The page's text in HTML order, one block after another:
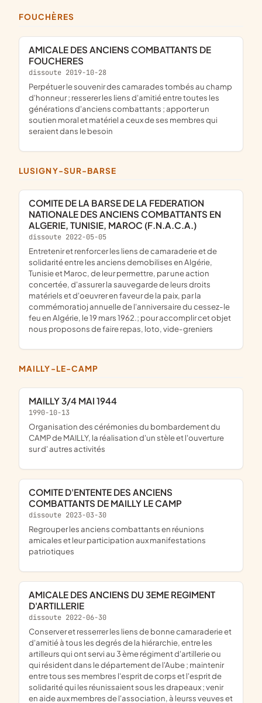
FOUCHÈRES
AMICALE DES ANCIENS COMBATTANTS DE
FOUCHERES
dissoute 2019-10-28
perpétuer le souvenir des camarades tombés au champ
d'honneur ; resserer les liens d'amitié entre toutes les
générations d'anciens combattants ; apporter un
soutien moral et matériel a ceux de ses membres qui
seraient dans le besoin
LUSIGNY-SUR-BARSE
COMITE DE LA BARSE DE LA FEDERATION
NATIONALE DES ANCIENS COMBATTANTS EN
ALGERIE, TUNISIE, MAROC (F.N.A.C.A.)
dissoute 2022-05-05
entretenir et renforcer les liens de camaraderie et de
solidarité entre les anciens demobilises en Algérie,
Tunisie et Maroc, de leur permettre, par une action
concertée, d'assurer la sauvegarde de leurs droits
matériels et d'oeuvrer en faveur de la paix, par la
commémoratioj annuelle de l'anniversaire du cessez-le
feu en Algérie, le 19 mars 1962.; pour accomplir cet objet
nous proposons de faire repas, loto, vide-greniers
MAILLY-LE-CAMP
MAILLY 3/4 MAI 1944
1990-10-13
organisation des cérémonies du bombardement du
CAMP de MAILLY, la réalisation d'un stèle et l'ouverture
sur d' autres activités
COMITE D'ENTENTE DES ANCIENS
COMBATTANTS DE MAILLY LE CAMP
dissoute 2023-03-30
regrouper les anciens combattants en réunions
amicales et leur participation aux manifestations
patriotiques
AMICALE DES ANCIENS DU 3EME REGIMENT
D'ARTILLERIE
dissoute 2022-06-30
conserver et resserrer les liens de bonne camaraderie et
d'amitié à tous les degrés de la hiérarchie, entre les
artilleurs qui ont servi au 3 ème régiment d'artillerie ou
qui résident dans le département de l'Aube ; maintenir
entre tous ses membres l'esprit de corps et l'esprit de
solidarité qui les réunissaient sous les drapeaux ; venir
en aide aux membres de l'association, à leurss veuves et